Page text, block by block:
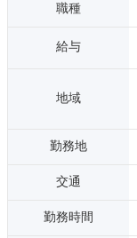
職種
給与
地域
勤務地
交通
勤務時間